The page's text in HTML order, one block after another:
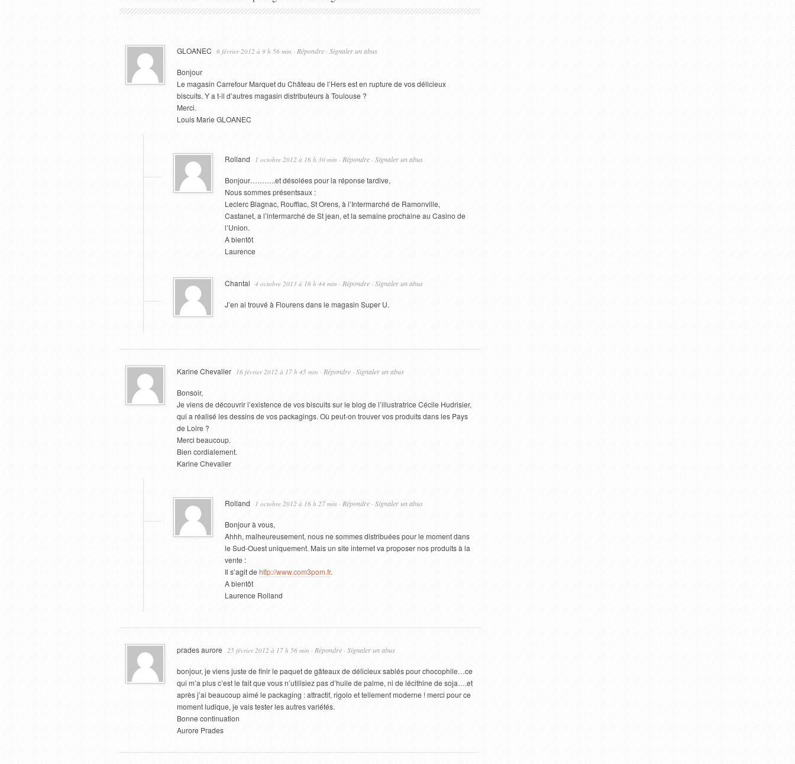
GLOANEC 6 février 2012 à 9 h 56 min · Répondre · Signaler un abus
Bonjour
Le magasin Carrefour Marquet du Château de l’Hers est en rupture de vos délicieux
biscuits. Y a t-il d’autres magasin distributeurs à Toulouse ?
Merci.
Louis Marie GLOANEC
Rolland 1 octobre 2012 à 16 h 30 min · Répondre · Signaler un abus
Bonjour………..et désolées pour la réponse tardive,
Nous sommes présentsaux :
Leclerc Blagnac, Rouffiac, St Orens, à l’Intermarché de Ramonville,
Castanet, a l’intermarché de St jean, et la semaine prochaine au Casino de
l’Union.
A bientôt
Laurence
Chantal 4 octobre 2013 à 16 h 44 min · Répondre · Signaler un abus
J’en ai trouvé à Flourens dans le magasin Super U.
Karine Chevalier 16 février 2012 à 17 h 45 min · Répondre · Signaler un abus
Bonsoir,
Je viens de découvrir l’existence de vos biscuits sur le blog de l’illustratrice Cécile Hudrisier,
qui a réalisé les dessins de vos packagings. Où peut-on trouver vos produits dans les Pays
de Loire ?
Merci beaucoup.
Bien cordialement.
Karine Chevalier
Rolland 1 octobre 2012 à 16 h 27 min · Répondre · Signaler un abus
Bonjour à vous,
Ahhh, malheureusement, nous ne sommes distribuées pour le moment dans
le Sud-Ouest uniquement. Mais un site internet va proposer nos produits à la
vente :
Il s’agit de http://www.com3pom.fr.
A bientôt
Laurence Rolland
prades aurore 25 février 2012 à 17 h 56 min · Répondre · Signaler un abus
bonjour, je viens juste de finir le paquet de gâteaux de délicieux sablés pour chocophile…ce
qui m’a plus c’est le fait que vous n’utilisiez pas d’huile de palme, ni de lécithine de soja….et
après j’ai beaucoup aimé le packaging : attractif, rigolo et tellement moderne ! merci pour ce
moment ludique, je vais tester les autres variétés.
Bonne continuation
Aurore Prades